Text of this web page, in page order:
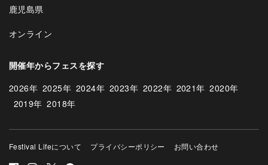
鹿児島県
オンライン
開催年からフェスを探す
2026年 2025年 2024年 2023年 2022年 2021年 2020年
2019年 2018年
Festival Lifeについて プライバシーポリシー お問い合わせ